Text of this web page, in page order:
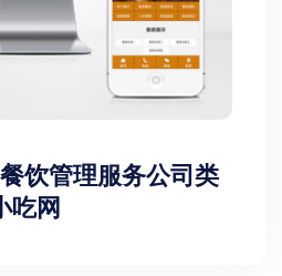
饮管理服务公司类
吃网